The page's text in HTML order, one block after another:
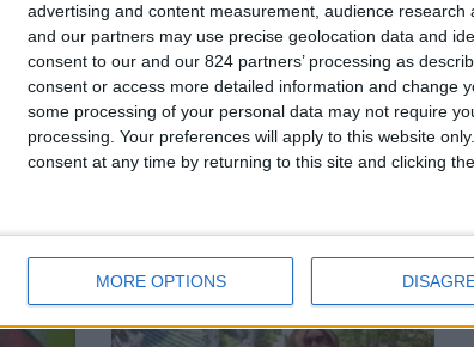
advertising and content measurement, audience research
and our partners may use precise geolocation data and
consent to our and our 824 partners’ processing as
consent or access more detailed information and change
some processing of your personal data may not require
processing. Your preferences will apply to this website
consent at any time by returning to this site and clicking
MORE OPTIONS
A
sempre
Manuela: amo l’Asia da sempre A cura di
Maricla Pannocchia Nonostante la
timidezza Manuela, originaria ...
Quoc
Veronica: il Vietnam mi ha
insegnato a riconoscere la